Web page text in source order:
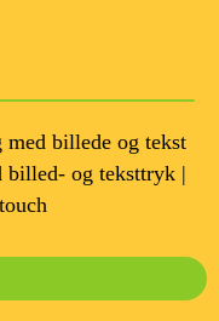
billede og tekst
billed- og teksttryk |